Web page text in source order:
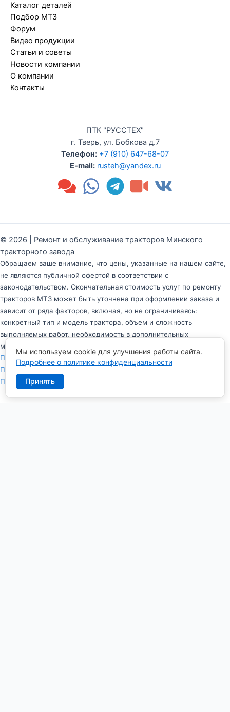
Каталог деталей
Подбор МТЗ
Форум
Видео продукции
Статьи и советы
Новости компании
О компании
Контакты
ПТК "РУССТЕХ"
г. Тверь, ул. Бобкова д.7
Телефон: +7 (910) 647-68-07
E-mail: rusteh@yandex.ru
© 2026 | Ремонт и обслуживание тракторов Минского
тракторного завода
Обращаем ваше внимание, что цены, указанные на нашем сайте,
не являются публичной офертой в соответствии с
законодательством. Окончательная стоимость услуг по ремонту
тракторов МТЗ может быть уточнена при оформлении заказа и
зависит от ряда факторов, включая, но не ограничиваясь:
конкретный тип и модель трактора, объем и сложность
выполняемых работ, необходимость в дополнительных
материалах и запчастях.
Политика в отношении обработки персональных данных
Политика конфиденциальности персональных данных
Пользовательское соглашение
Мы используем cookie для улучшения работы сайта.
Подробнее о политике конфиденциальности
Принять